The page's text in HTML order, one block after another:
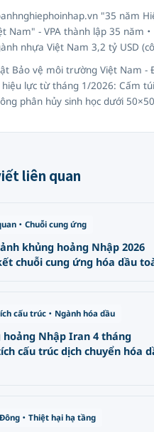
"35 năm
Nam" - VPA thành lập 35 năm
nhựa Việt Nam 3,2 tỷ USD
Bảo vệ môi trường Việt Nam -
hiệu lực từ tháng 1/2026: Cấm
phân hủy sinh học dưới
liên quan
・Chuỗi cung ứng
khủng hoảng Nhập 2026
chuỗi cung ứng hóa dầu
cấu trúc・Ngành hóa dầu
hoảng Nhập Iran 4 tháng
cấu trúc dịch chuyển hóa
・Thiệt hại hạ tầng